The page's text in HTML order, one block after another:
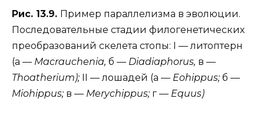
Рис. 13.9. Пример параллелизма в эволюции.
Последовательные стадии филогенетических
преобразований скелета стопы: I — литоптерн
(а — Macrauchenia, б — Diadiaphorus, в —
Thoatherium); II — лошадей (а — Eohippus;б —
Miohippus; в — Merychippus; г — Equus)